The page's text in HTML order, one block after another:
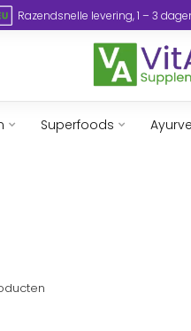
Razendsnelle levering, 1 – 3
Superfoods